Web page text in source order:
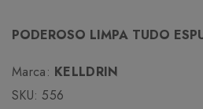
PODEROSO LIMPA TUDO
Marca: KELLDRIN
SKU: 556